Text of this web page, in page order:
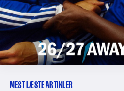
MEST LÆSTE ARTIKLER